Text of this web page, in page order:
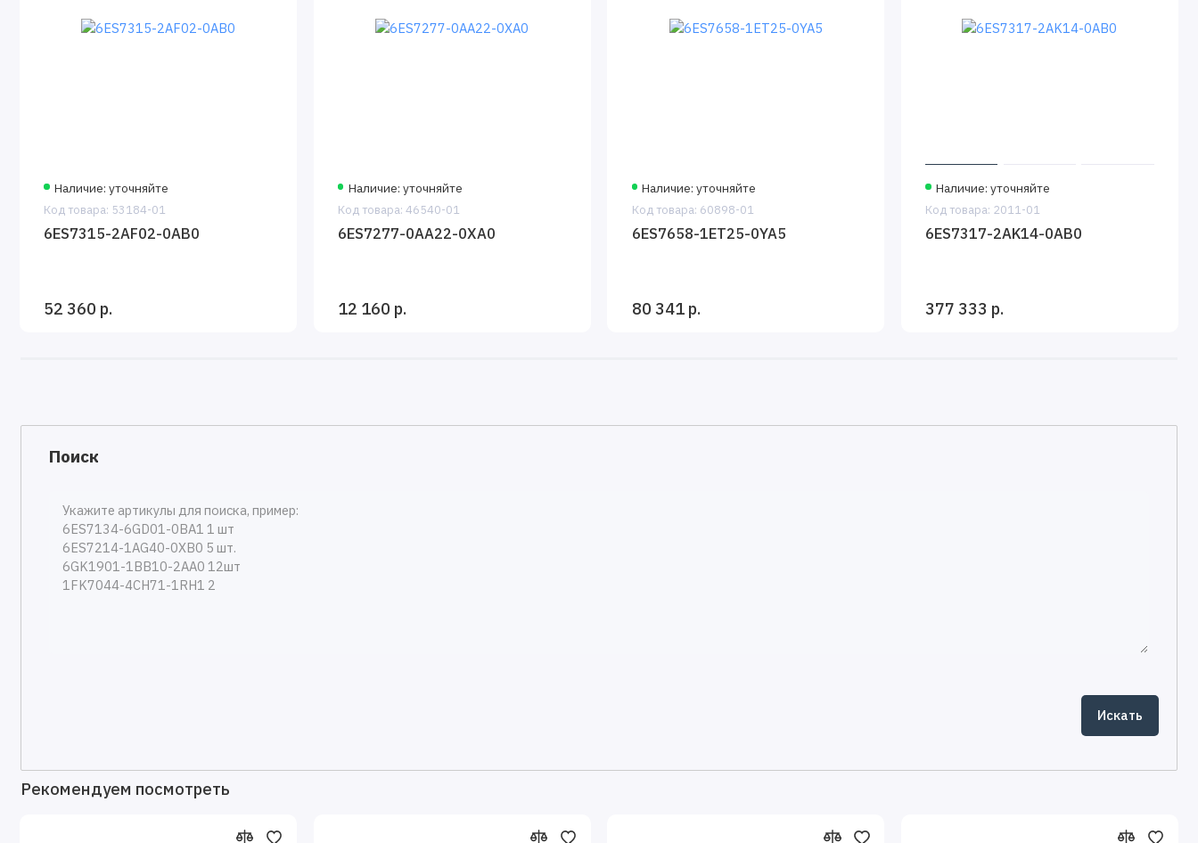
Наличие: уточняйте
Код товара: 53184-01
6ES7315-2AF02-0AB0
52 360 р.
Наличие: уточняйте
Код товара: 46540-01
6ES7277-0AA22-0XA0
12 160 р.
Наличие: уточняйте
Код товара: 60898-01
6ES7658-1ET25-0YA5
80 341 р.
Наличие: уточняйте
Код товара: 2011-01
6ES7317-2AK14-0AB0
377 333 р.
Поиск
Рекомендуем посмотреть